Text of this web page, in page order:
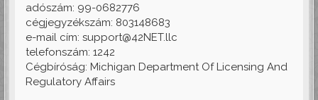
adószám: 99-0682776
cégjegyzékszám: 803148683
e-mail cím: support@42NET.llc
telefonszám: 1242
Cégbíróság: Michigan Department Of Licensing And
Regulatory Affairs